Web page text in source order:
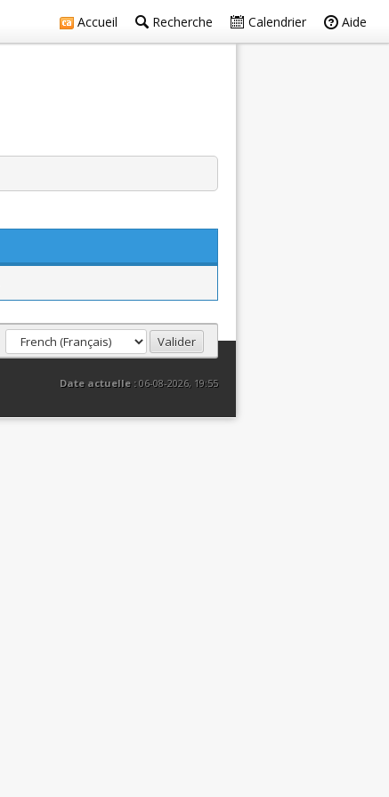
Accueil Recherche Calendrier Aide
Date actuelle :06-08-2026, 19:55